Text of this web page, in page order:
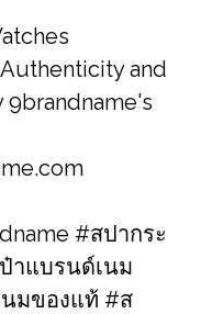
and
#สปากระ
าแบรนด์เนม​
มของแท้ #ส